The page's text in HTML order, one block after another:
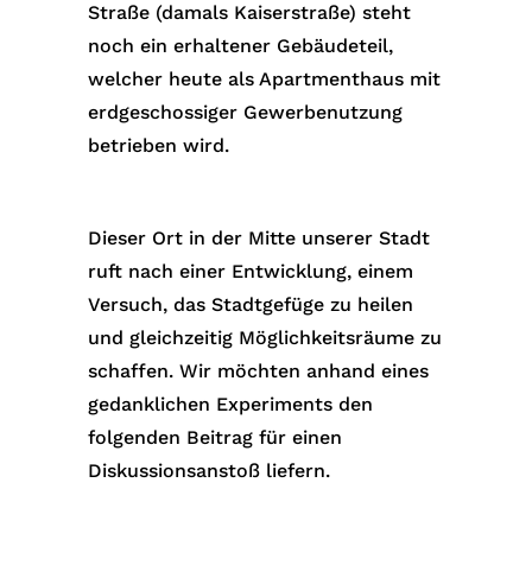
Straße (damals Kaiserstraße) steht
noch ein erhaltener Gebäudeteil,
welcher heute als Apartmenthaus mit
erdgeschossiger Gewerbenutzung
betrieben wird.
Dieser Ort in der Mitte unserer Stadt
ruft nach einer Entwicklung, einem
Versuch, das Stadtgefüge zu heilen
und gleichzeitig Möglichkeitsräume zu
schaffen. Wir möchten anhand eines
gedanklichen Experiments den
folgenden Beitrag für einen
Diskussionsanstoß liefern.